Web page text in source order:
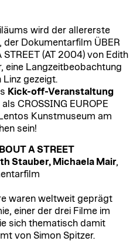
wird der allererste
Dokumentarfilm ÜBER
STREET (AT 2004) von Edith
eine Langzeitbeobachtung
gezeigt.
Kick-off-Veranstaltung
CROSSING EUROPE
Kunstmuseum am
sein!
A STREET
Stauber, Michaela Mair,
waren weltweit geprägt
einer der drei Filme im
sich thematisch damit
von Simon Spitzer.